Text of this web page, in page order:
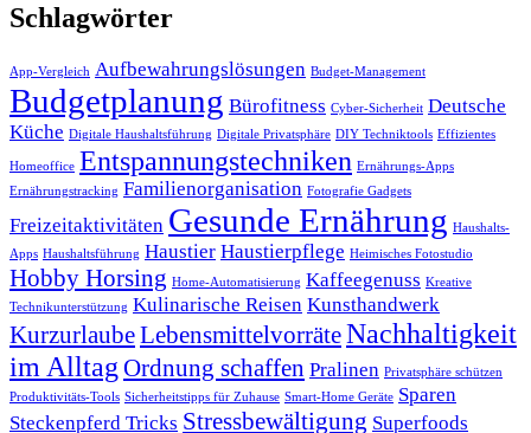
Schlagwörter
App-Vergleich Aufbewahrungslösungen Budget-Management
Budgetplanung Bürofitness Cyber-Sicherheit Deutsche
Küche Digitale Haushaltsführung Digitale Privatsphäre DIY Techniktools Effizientes
Homeoffice Entspannungstechniken Ernährungs-Apps
Ernährungstracking Familienorganisation Fotografie Gadgets
Freizeitaktivitäten Gesunde Ernährung Haushalts-
Apps Haushaltsführung Haustier Haustierpflege Heimisches Fotostudio
Hobby Horsing Home-Automatisierung Kaffeegenuss Kreative
Technikunterstützung Kulinarische Reisen Kunsthandwerk
KurzurlaubeLebensmittelvorräteNachhaltigkeit
im Alltag Ordnung schaffen Pralinen Privatsphäre schützen
Produktivitäts-Tools Sicherheitstipps für Zuhause Smart-Home Geräte Sparen
Steckenpferd Tricks Stressbewältigung Superfoods